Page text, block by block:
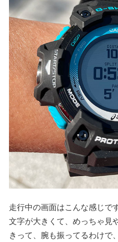
走行中の画面はこんな感じです
文字が大きくて、めっちゃ見
きって、腕も振ってるわけで